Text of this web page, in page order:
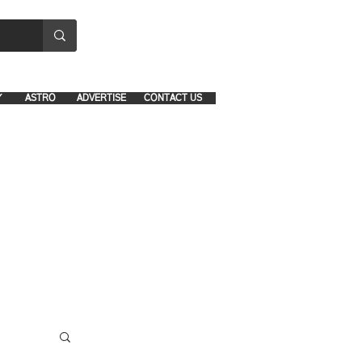
CONTACT US
ADVERTISE
ASTRO